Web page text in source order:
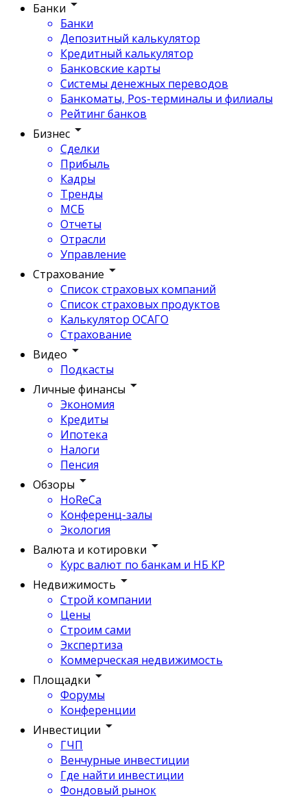
Банки
Банки
Депозитный калькулятор
Кредитный калькулятор
Банковские карты
Системы денежных переводов
Банкоматы, Pos-терминалы и филиалы
Рейтинг банков
Бизнес
Сделки
Прибыль
Кадры
Тренды
МСБ
Отчеты
Отрасли
Управление
Страхование
Список страховых компаний
Список страховых продуктов
Калькулятор ОСАГО
Страхование
Видео
Подкасты
Личные финансы
Экономия
Кредиты
Ипотека
Налоги
Пенсия
Обзоры
HoReCa
Конференц-залы
Экология
Валюта и котировки
Курс валют по банкам и НБ КР
Недвижимость
Строй компании
Цены
Строим сами
Экспертиза
Коммерческая недвижимость
Площадки
Форумы
Конференции
Инвестиции
ГЧП
Венчурные инвестиции
Где найти инвестиции
Фондовый рынок